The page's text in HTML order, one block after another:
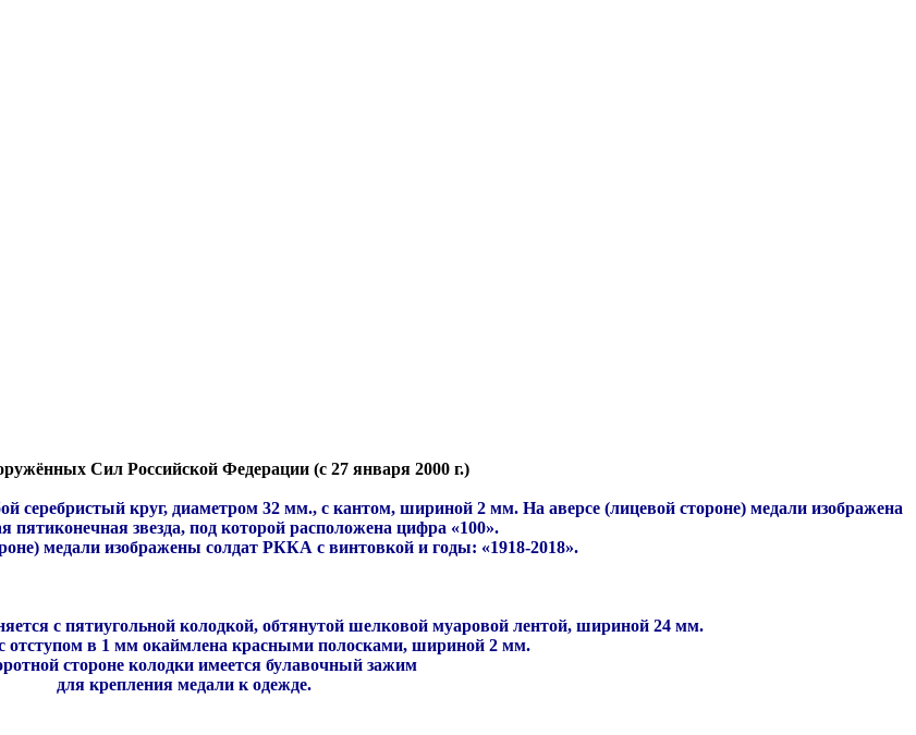
Сил Российской Федерации (с 27 января 2000 г.)
серебристый круг, диаметром 32 мм., с кантом, шириной 2 мм. На аверсе (лицевой стороне) медали изображена
пятиконечная звезда, под которой расположена цифра «100».
медали изображены солдат РККА с винтовкой и годы: «1918-2018».
с пятиугольной колодкой, обтянутой шелковой муаровой лентой, шириной 24 мм.
с отступом в 1 мм окаймлена красными полосками, шириной 2 мм.
стороне колодки имеется булавочный зажим
для крепления медали к одежде.